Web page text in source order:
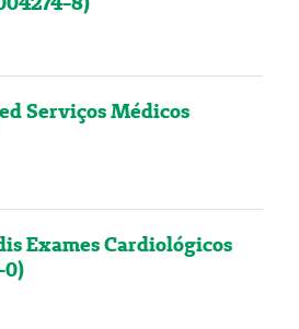
Serviços Médicos
Exames Cardiológicos
0)